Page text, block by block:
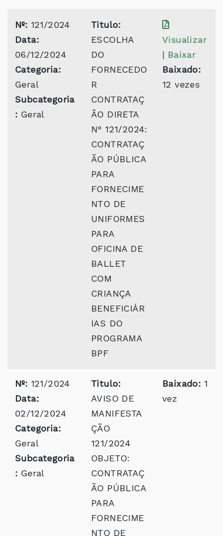
Nº: 121/2024
Data:
06/12/2024
Categoria:
Geral
Subcategoria
: Geral
Titulo:
ESCOLHA
DO
FORNECEDO
R
CONTRATAÇ
ÃO DIRETA
N° 121/2024:
CONTRATAÇ
ÃO PÚBLICA
PARA
FORNECIME
NTO DE
UNIFORMES
PARA
OFICINA DE
BALLET
COM
CRIANÇA
BENEFICIÁR
IAS DO
PROGRAMA
BPF
Visualizar
| Baixar
Baixado:
12 vezes
Nº: 121/2024
Data:
02/12/2024
Categoria:
Geral
Subcategoria
: Geral
Titulo:
AVISO DE
MANIFESTA
ÇÃO
121/2024
OBJETO:
CONTRATAÇ
ÃO PÚBLICA
PARA
FORNECIME
NTO DE
Baixado: 1
vez